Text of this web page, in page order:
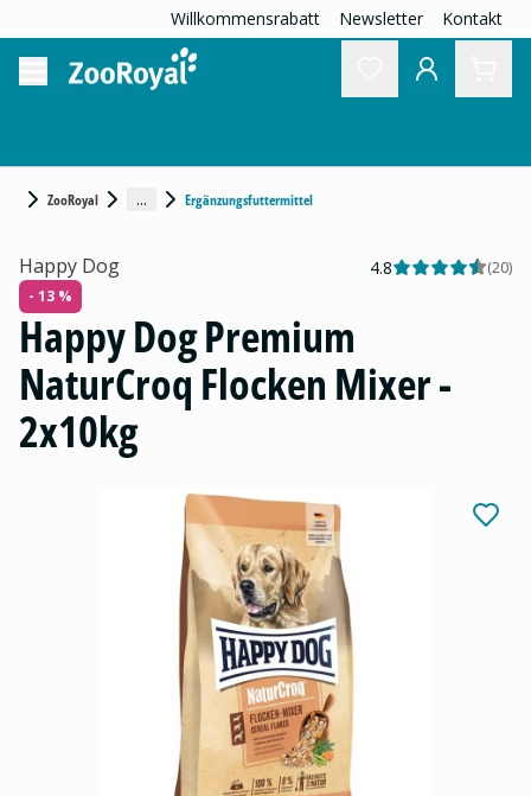
Willkommensrabatt Newsletter Kontakt
ZooRoyal ... Ergänzungsfuttermittel
Happy Dog 4.8 (20)
- 13 %
Happy Dog Premium
NaturCroq Flocken Mixer -
2x10kg